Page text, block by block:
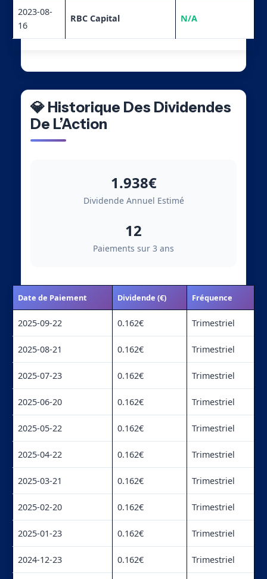
2023-08-
16
RBC Capital N/A
💎 Historique Des Dividendes
De L’Action
1.938€
Dividende Annuel Estimé
12
Paiements sur 3 ans
Date de Paiement Dividende (€) Fréquence
2025-09-22 0.162€ Trimestriel
2025-08-21 0.162€ Trimestriel
2025-07-23 0.162€ Trimestriel
2025-06-20 0.162€ Trimestriel
2025-05-22 0.162€ Trimestriel
2025-04-22 0.162€ Trimestriel
2025-03-21 0.162€ Trimestriel
2025-02-20 0.162€ Trimestriel
2025-01-23 0.162€ Trimestriel
2024-12-23 0.162€ Trimestriel